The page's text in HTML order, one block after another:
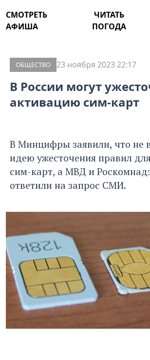
СМОТРЕТЬ ЧИТАТЬ
АФИША
ПОГОДА
ОБЩЕСТВО 23 ноября 2023 22:17
В России могут
активацию сим-карт
В Минцифры заявили, что не
идею ужесточения правил
сим-карт, а МВД и
ответили на запрос СМИ.